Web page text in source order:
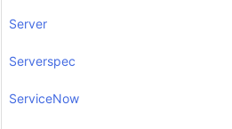
Server
Serverspec
ServiceNow